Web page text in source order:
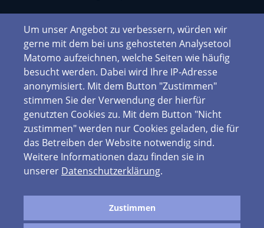
Um unser Angebot zu verbessern, würden wir
gerne mit dem bei uns gehosteten Analysetool
Matomo aufzeichnen, welche Seiten wie häufig
besucht werden. Dabei wird Ihre IP-Adresse
anonymisiert. Mit dem Button "Zustimmen"
stimmen Sie der Verwendung der hierfür
genutzten Cookies zu. Mit dem Button "Nicht
zustimmen" werden nur Cookies geladen, die für
das Betreiben der Website notwendig sind.
Weitere Informationen dazu finden sie in
unserer Datenschutzerklärung.
Zustimmen